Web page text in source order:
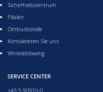
Sicherheitszentrum
Filialen
Ombudsstelle
Kontaktieren Sie uns
Whistleblowing
SERVICE CENTER
+43 5 90910-0